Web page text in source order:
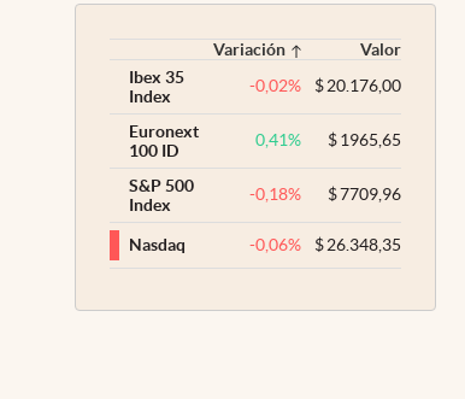
Variación
Valor
Ibex 35
Index
-0,02% $20.176,00
Euronext
100 ID
0,41% $1965,65
S&P 500
Index
-0,18% $7709,96
Nasdaq -0,06% $26.348,35